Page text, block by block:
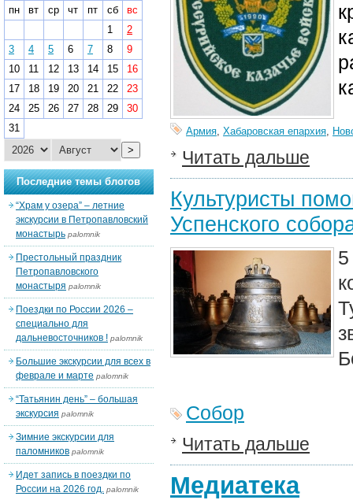
Армия, Хабаровская епархия,
Читать дальше
Культуристы
Успенского
Собор
Читать дальше
Медиатека
пн
вт ср чт пт сб
вс
1
2
3
4 5 6 7 8
9
10
11 12 13 14 15
16
17
18 19 20 21 22
23
24
25 26 27 28 29
30
31
>
Последние темы блогов
“Храм у озера” – летние
экскурсии в Петропавловский
монастырь palomnik
Престольный праздник
Петропавловского
монастыря palomnik
Поездки по России 2026 –
специально для
дальневосточников ! palomnik
Большие экскурсии для всех в
феврале и марте palomnik
“Татьянин день” – большая
экскурсия palomnik
Зимние экскурсии для
паломников palomnik
Идет запись в поездки по
России на 2026 год. palomnik